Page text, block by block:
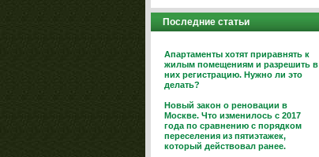
Последние статьи
Апартаменты хотят приравнять к
жилым помещениям и разрешить в
них регистрацию. Нужно ли это
делать?
Новый закон о реновации в
Москве. Что изменилось с 2017
года по сравнению с порядком
переселения из пятиэтажек,
который действовал ранее.